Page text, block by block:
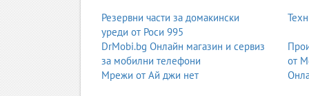
Формиране на полимерни материали
екструдиране;
инжекционно формоване;
духане на бутилки;
термоформоване;
Резервни части за домакински
уреди от Роси 995
DrMobi.bg Онлайн магазин и сервиз
за мобилни телефони
от
Мрежи от Ай джи нет